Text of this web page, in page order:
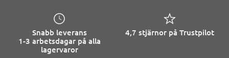
Snabb leverans
1-3 arbetsdagar på alla
lagervaror
4,7 stjärnor på Trustpilot